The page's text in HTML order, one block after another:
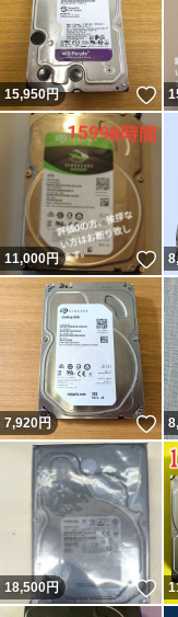
15,950円
11,000円
7,920円 い
18,500円